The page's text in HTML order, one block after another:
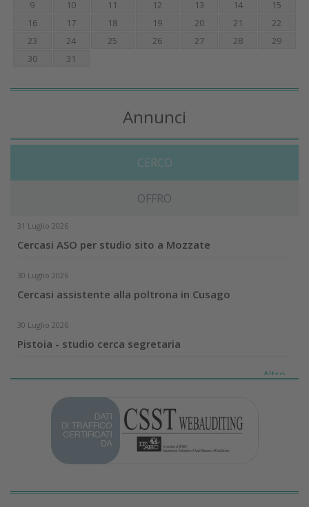
9
10 11 12 13 14
15
16
17 18 19 20 21
22
23
24 25 26 27 28
29
30
31
Annunci
CERCO
OFFRO
31 Luglio 2026
Cercasi ASO per studio sito a Mozzate
30 Luglio 2026
Cercasi assistente alla poltrona in Cusago
30 Luglio 2026
Pistoia - studio cerca segretaria
Altro...